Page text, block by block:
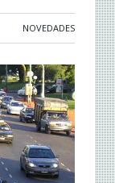
NOVEDADES